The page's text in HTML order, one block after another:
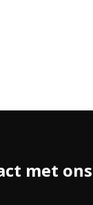
met ons